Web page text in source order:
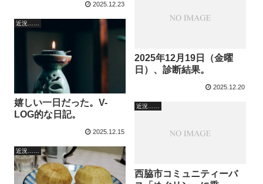
2025.12.23
2025年12月19日（金曜
日）、診断結果。
2025.12.20
近況……
嬉しい一日だった。V-
LOG的な日記。
2025.12.15
近況……
西脇市コミュニティーバ
近況……